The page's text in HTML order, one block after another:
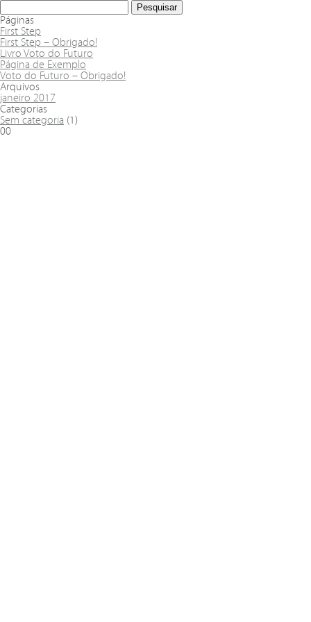
Páginas
First Step
First Step – Obrigado!
Livro Voto do Futuro
Página de Exemplo
Voto do Futuro – Obrigado!
Arquivos
janeiro 2017
Categorias
Sem categoria (1)
00